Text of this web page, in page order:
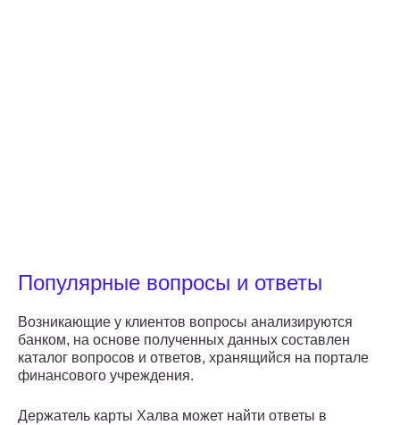
Популярные вопросы и ответы
Возникающие у клиентов вопросы анализируются
банком, на основе полученных данных составлен
каталог вопросов и ответов, хранящийся на портале
финансового учреждения.
Держатель карты Халва может найти ответы в